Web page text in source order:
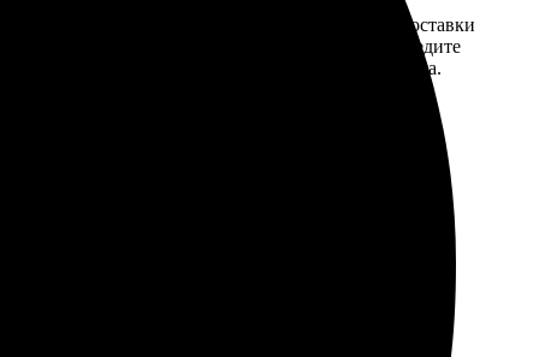
Введите адрес и выберите способ доставки
заказа. Если у вас есть промокод, введите
его в специальное поле для промокода.